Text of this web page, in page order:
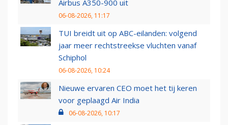
Airbus A350-900 uit
06-08-2026, 11:17
TUI breidt uit op ABC-eilanden: volgend
jaar meer rechtstreekse vluchten vanaf
Schiphol
06-08-2026, 10:24
Nieuwe ervaren CEO moet het tij keren
voor geplaagd Air India
06-08-2026, 10:17